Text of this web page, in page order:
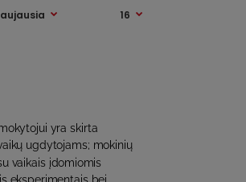
yra skirta
ugdytojams; mokinių
vaikais įdomiomis